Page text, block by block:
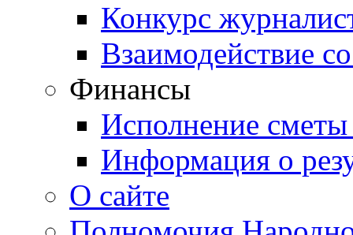
Конкурс
Взаимодействие
Финансы
Исполнение сметы
Информация о
О сайте